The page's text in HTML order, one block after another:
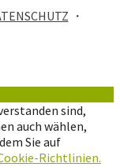
・
sind,
auch wählen,
Sie auf
Richtlinien.